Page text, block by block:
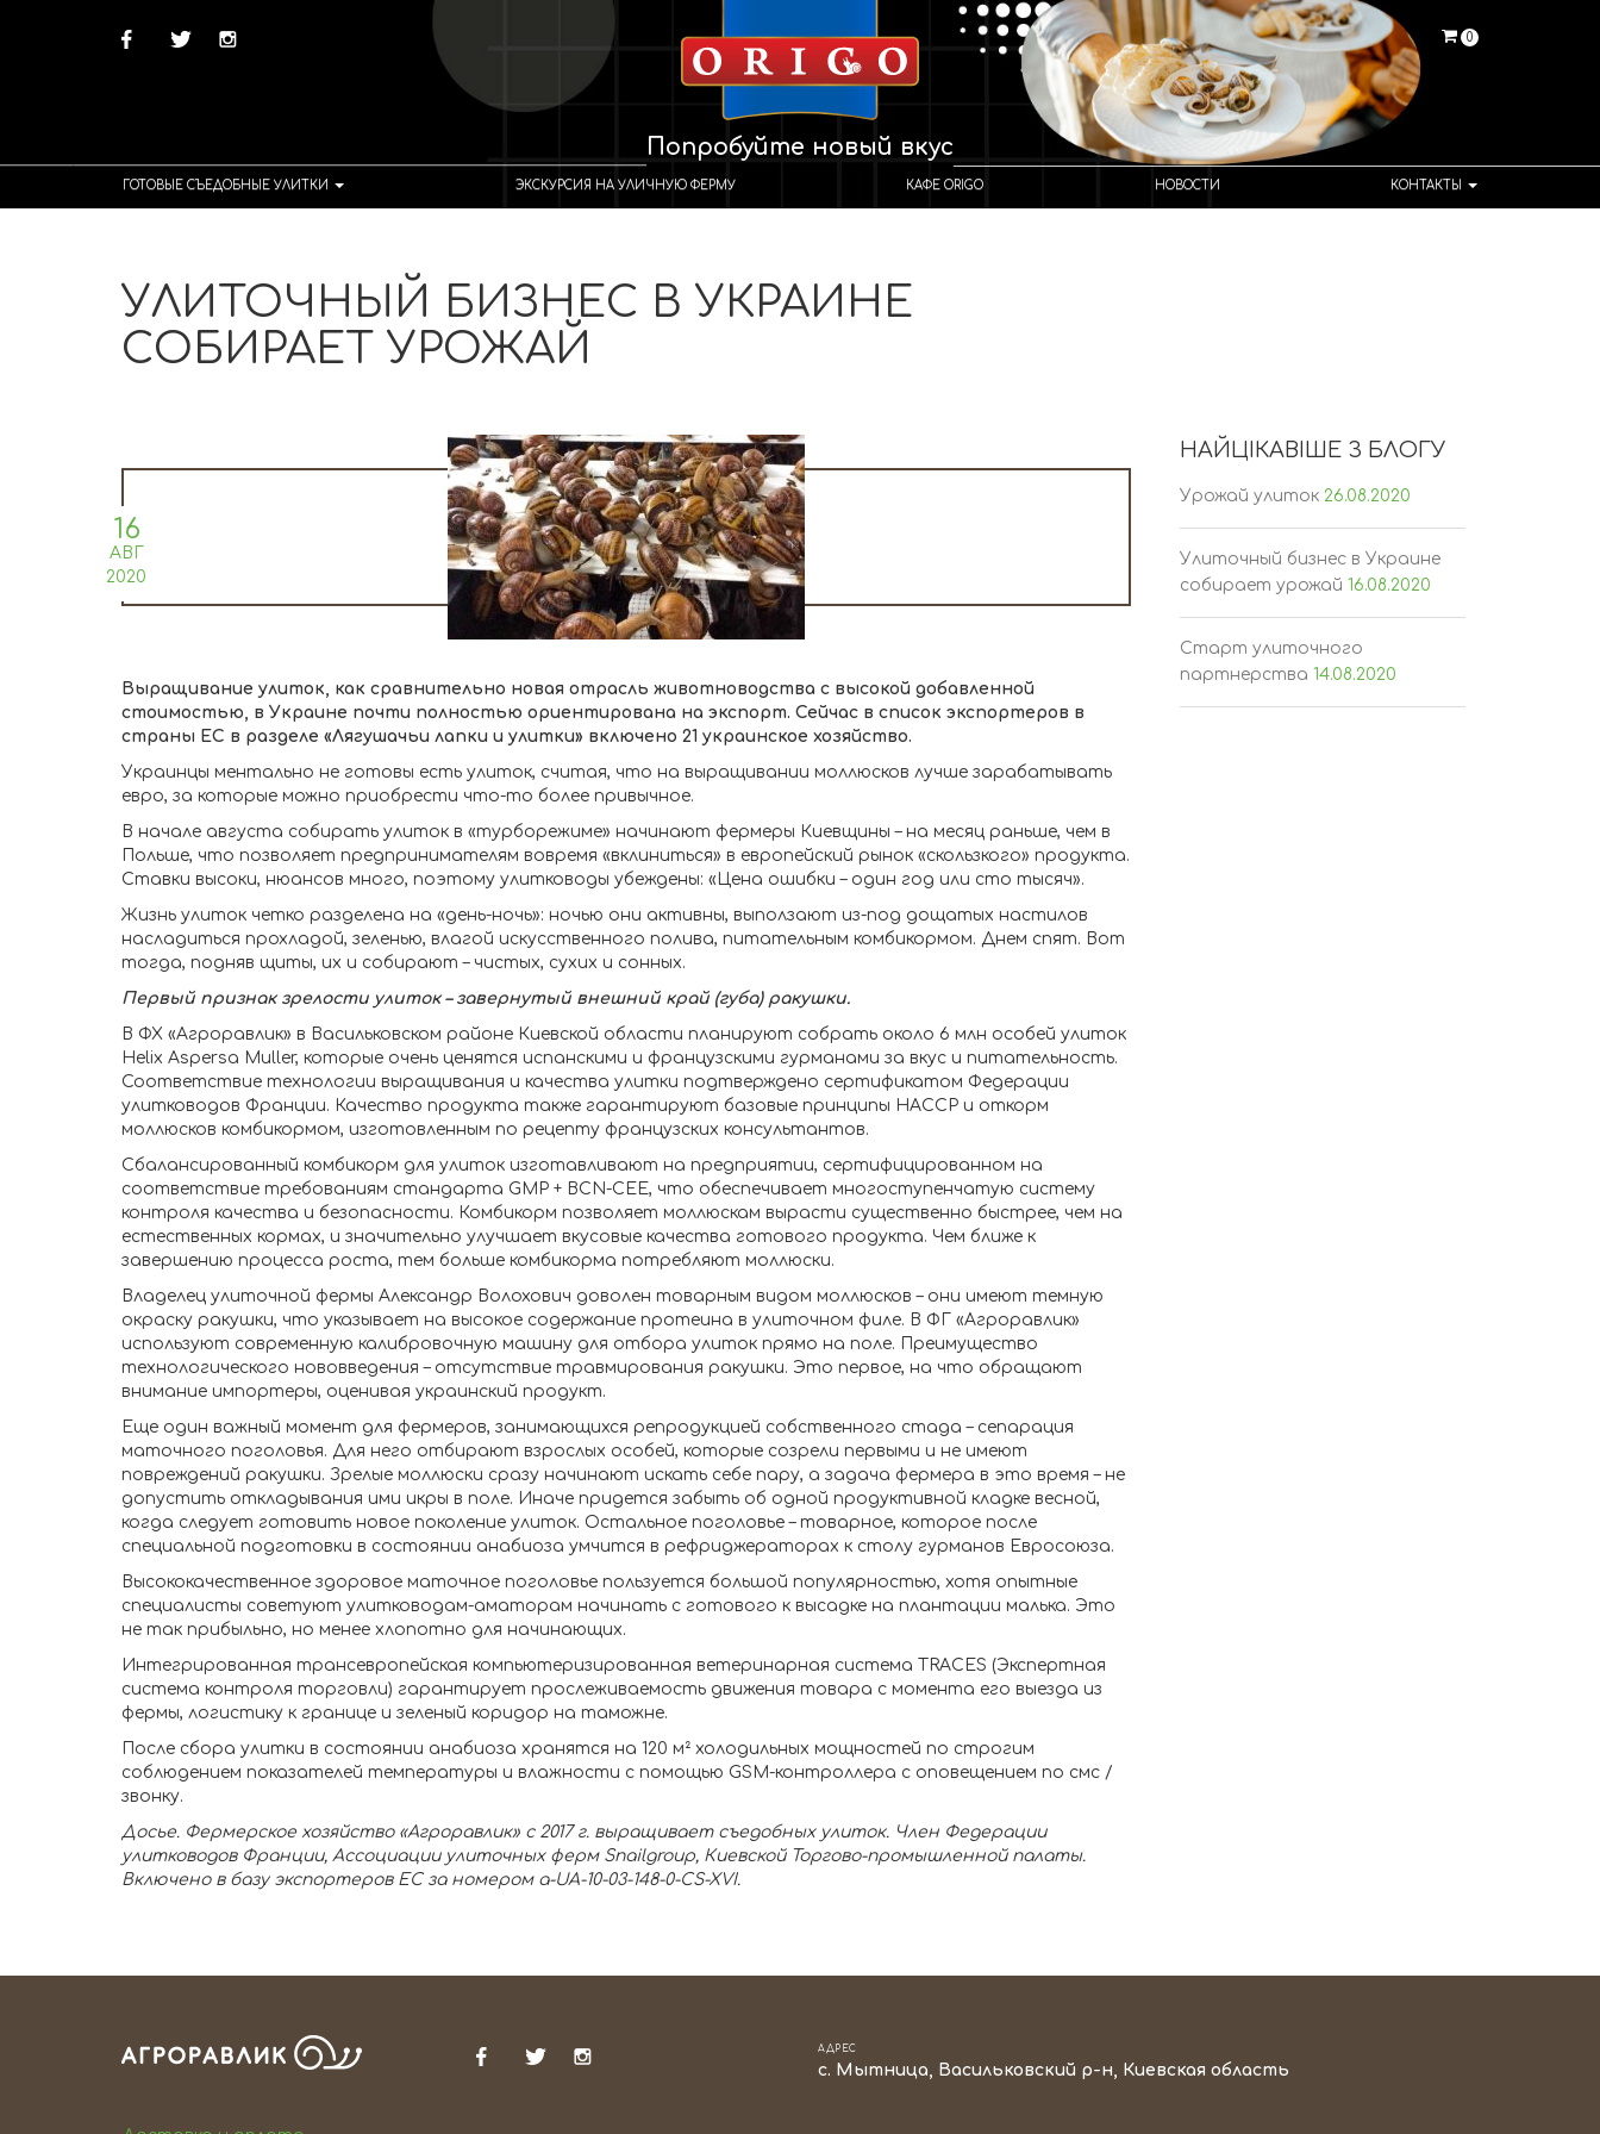
Попробуйте новый вкус
0
ГОТОВЫЕ СЪЕДОБНЫЕ УЛИТКИ ЭКСКУРСИЯ НА УЛИЧНУЮ ФЕРМУ КАФЕ ORIGO НОВОСТИ КОНТАКТЫ
УЛИТОЧНЫЙ БИЗНЕС В УКРАИНЕ
СОБИРАЕТ УРОЖАЙ
16
АВГ
2020
Выращивание улиток, как сравнительно новая отрасль животноводства с высокой добавленной
стоимостью, в Украине почти полностью ориентирована на экспорт. Сейчас в список экспортеров в
страны ЕС в разделе «Лягушачьи лапки и улитки» включено 21 украинское хозяйство.
Украинцы ментально не готовы есть улиток, считая, что на выращивании моллюсков лучше зарабатывать
евро, за которые можно приобрести что-то более привычное.
В начале августа собирать улиток в «турборежиме» начинают фермеры Киевщины – на месяц раньше, чем в
Польше, что позволяет предпринимателям вовремя «вклиниться» в европейский рынок «скользкого» продукта.
Ставки высоки, нюансов много, поэтому улитководы убеждены: «Цена ошибки – один год или сто тысяч».
Жизнь улиток четко разделена на «день-ночь»: ночью они активны, выползают из-под дощатых настилов
насладиться прохладой, зеленью, влагой искусственного полива, питательным комбикормом. Днем спят. Вот
тогда, подняв щиты, их и собирают – чистых, сухих и сонных.
Первый признак зрелости улиток – завернутый внешний край (губа) ракушки.
В ФХ «Агроравлик» в Васильковском районе Киевской области планируют собрать около 6 млн особей улиток
Helix Aspersa Muller, которые очень ценятся испанскими и французскими гурманами за вкус и питательность.
Соответствие технологии выращивания и качества улитки подтверждено сертификатом Федерации
улитководов Франции. Качество продукта также гарантируют базовые принципы НАССР и откорм
моллюсков комбикормом, изготовленным по рецепту французских консультантов.
Сбалансированный комбикорм для улиток изготавливают на предприятии, сертифицированном на
соответствие требованиям стандарта GMP + BCN-CEE, что обеспечивает многоступенчатую сиcтему
контроля качества и безопасности. Комбикорм позволяет моллюскам вырасти существенно быстрее, чем на
естественных кормах, и значительно улучшает вкусовые качества готового продукта. Чем ближе к
завершению процесса роста, тем больше комбикорма потребляют моллюски.
Владелец улиточной фермы Александр Волохович доволен товарным видом моллюсков – они имеют темную
окраску ракушки, что указывает на высокое содержание протеина в улиточном филе. В ФГ «Агроравлик»
используют современную калибровочную машину для отбора улиток прямо на поле. Преимущество
технологического нововведения – отсутствие травмирования ракушки. Это первое, на что обращают
внимание импортеры, оценивая украинский продукт.
Еще один важный момент для фермеров, занимающихся репродукцией собственного стада – сепарация
маточного поголовья. Для него отбирают взрослых особей, которые созрели первыми и не имеют
повреждений ракушки. Зрелые моллюски сразу начинают искать себе пару, а задача фермера в это время – не
допустить откладывания ими икры в поле. Иначе придется забыть об одной продуктивной кладке весной,
когда следует готовить новое поколение улиток. Остальное поголовье – товарное, которое после
специальной подготовки в состоянии анабиоза умчится в рефриджераторах к столу гурманов Евросоюза.
Высококачественное здоровое маточное поголовье пользуется большой популярностью, хотя опытные
специалисты советуют улитководам-аматорам начинать с готового к высадке на плантации малька. Это
не так прибыльно, но менее хлопотно для начинающих.
Интегрированная трансевропейская компьютеризированная ветеринарная система TRACES (Экспертная
система контроля торговли) гарантирует прослеживаемость движения товара с момента его выезда из
фермы, логистику к границе и зеленый коридор на таможне.
После сбора улитки в состоянии анабиоза хранятся на 120 м² холодильных мощностей по строгим
соблюдением показателей температуры и влажности с помощью GSM-контроллера с оповещением по смс /
звонку.
Досье. Фермерское хозяйство «Агроравлик» с 2017 г. выращивает съедобных улиток. Член Федерации
улитководов Франции, Ассоциации улиточных ферм Snailgroup, Киевской Торгово-промышленной палаты.
Включено в базу экспортеров ЕС за номером a-UA-10-03-148-0-CS-XVI.
НАЙЦІКАВІШЕ З БЛОГУ
Урожай улиток 26.08.2020
Улиточный бизнес в Украине
собирает урожай 16.08.2020
Старт улиточного
партнерства 14.08.2020
АДРЕС
с. Мытница, Васильковский р-н, Киевская область